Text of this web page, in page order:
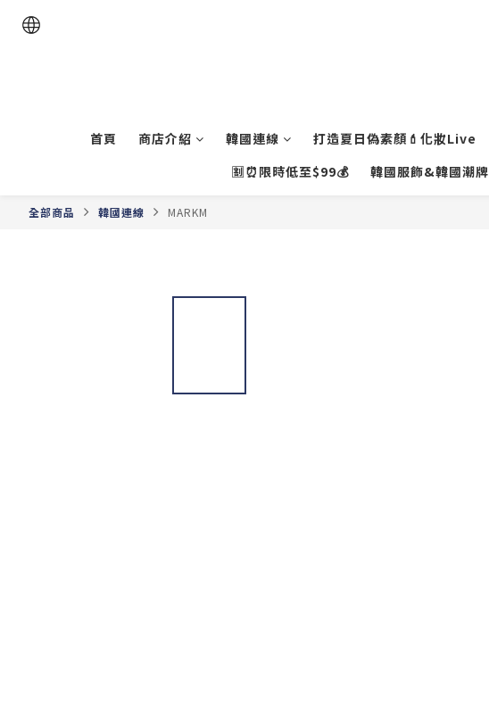
首頁 商店介紹 韓國連線 打造夏日偽素顏💄化妝Live
🈹⏰限時低至$99💰
韓國服飾&韓國潮牌
全部商品 韓國連線 MARKM